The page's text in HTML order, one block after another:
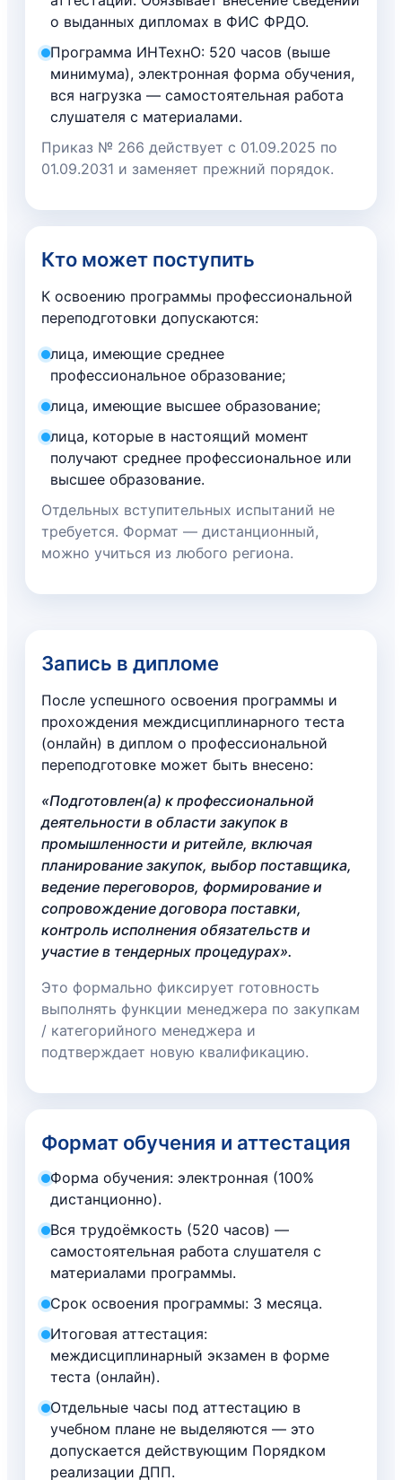
о выданных дипломах в ФИС ФРДО.
Программа ИНТехнО: 520 часов (выше
минимума), электронная форма обучения,
вся нагрузка — самостоятельная работа
слушателя с материалами.
Приказ № 266 действует с 01.09.2025 по
01.09.2031 и заменяет прежний порядок.
Кто может поступить
К освоению программы профессиональной
переподготовки допускаются:
лица, имеющие среднее
профессиональное образование;
лица, имеющие высшее образование;
лица, которые в настоящий момент
получают среднее профессиональное или
высшее образование.
Отдельных вступительных испытаний не
требуется. Формат — дистанционный,
можно учиться из любого региона.
Запись в дипломе
После успешного освоения программы и
прохождения междисциплинарного теста
(онлайн) в диплом о профессиональной
переподготовке может быть внесено:
«Подготовлен(а) к профессиональной
деятельности в области закупок в
промышленности и ритейле, включая
планирование закупок, выбор поставщика,
ведение переговоров, формирование и
сопровождение договора поставки,
контроль исполнения обязательств и
участие в тендерных процедурах».
Это формально фиксирует готовность
выполнять функции менеджера по закупкам
/ категорийного менеджера и
подтверждает новую квалификацию.
Формат обучения и аттестация
Форма обучения: электронная (100%
дистанционно).
Вся трудоёмкость (520 часов) —
самостоятельная работа слушателя с
материалами программы.
Срок освоения программы: 3 месяца.
Итоговая аттестация:
междисциплинарный экзамен в форме
теста (онлайн).
Отдельные часы под аттестацию в
учебном плане не выделяются — это
допускается действующим Порядком
реализации ДПП.